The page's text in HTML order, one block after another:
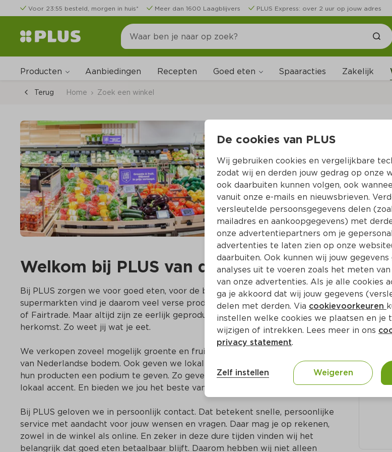
Voor 23:55 besteld, morgen in huis* Meer dan 1600 Laagblijvers PLUS Express: over 2 uur op jouw adres
Producten Aanbiedingen Recepten Goed eten Spaaracties Zakelijk
Terug Home Zoek een winkel
Welkom bij PLUS van den Boogaard
Bij PLUS zorgen we voor goed eten, voor de buurt en voor elkaar. In onze
supermarkten vind je daarom veel verse producten. Soms zijn die biologisch
of Fairtrade. Maar altijd zijn ze eerlijk geproduceerd en met een duidelijke
herkomst. Zo weet jij wat je eet.
We verkopen zoveel mogelijk groente en fruit uit het seizoen, liefst
van Nederlandse bodem. Ook geven we lokale ondernemers de ruimte om
hun producten een podium te geven. Zo geven we ons landelijke merk een
lokaal accent. En bieden we jou het beste van twee werelden.
Bij PLUS geloven we in persoonlijk contact. Dat betekent snelle, persoonlijke
service met aandacht voor jouw wensen en vragen. Daar mag je op rekenen,
zowel in de winkel als online. En zeker in deze dure tijden vinden wij het
belangrijk dat goed eten betaalbaar blijft. Daarom hebben wij niet alleen
De cookies van PLUS
Wij gebruiken cookies en vergelijkbare
zodat wij en derden jouw gedrag op onze
ook daarbuiten kunnen volgen, ook
vanuit onze e-mails en nieuwsbrieven.
versleutelde persoonsgegevens delen
mailadres en aankoopgegevens) met
onze advertentiepartners om je
advertenties te laten zien op onze
daarbuiten. Ook kunnen wij jouw
analyses uit te voeren zoals het meten
van onze advertenties. Als je alle cookies
ga je akkoord dat wij jouw gegevens
delen met derden. Via cookievoorkeuren
instellen welke cookies we plaatsen en je
wijzigen of intrekken. Lees meer in ons
privacy statement.
Zelf instellen Weigeren